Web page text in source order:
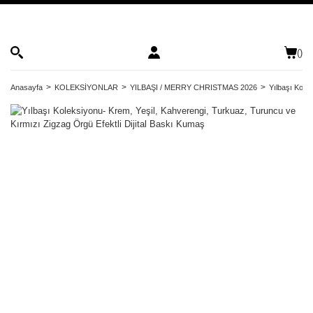
()
Anasayfa KOLEKSİYONLAR YILBAŞI / MERRY CHRISTMAS 2026 Yılbaşı